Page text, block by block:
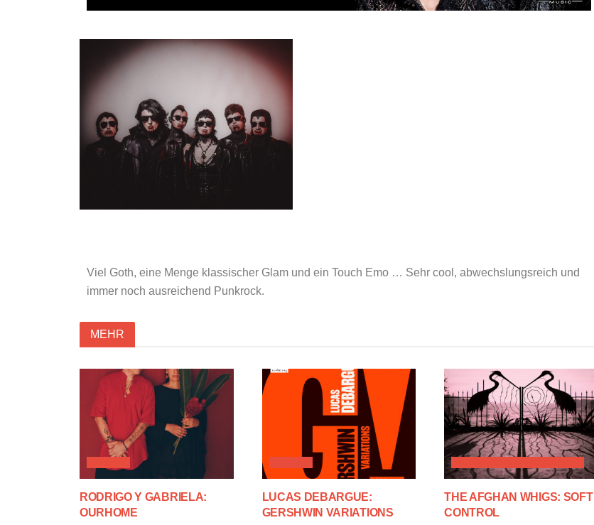
Viel Goth, eine Menge klassischer Glam und ein Touch Emo … Sehr cool, abwechslungsreich und
immer noch ausreichend Punkrock.
MEHR
RODRIGO Y GABRIELA:
OURHOME
LUCAS DEBARGUE:
GERSHWIN VARIATIONS
THE AFGHAN WHIGS: SOFT
CONTROL